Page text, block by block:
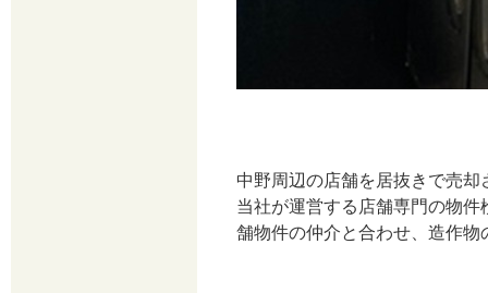
中野周辺の店舗を居抜きで売
当社が運営する店舗専門の物
舗物件の仲介と合わせ、造作